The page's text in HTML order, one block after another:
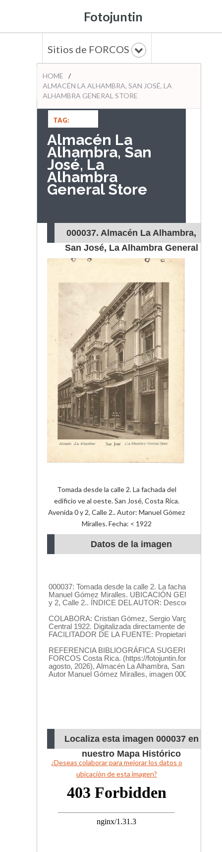
Fotojuntin
Sitios de FORCOS
HOME
/
ALMACÉN LA ALHAMBRA, SAN JOSÉ, LA
ALHAMBRA GENERAL STORE
TAG:
Almacén La
Alhambra, San
José, La
Alhambra
General Store
000037. Almacén La Alhambra,
San José, La Alhambra General
Store
Tomada desde la calle 2. La fachada del
edificio ve al oeste. San José, Costa Rica.
Avenida 0 y 2, Calle 2.. Autor: Manuel Gómez
Miralles. Fecha: < 1922
Datos de la imagen
Localiza esta imagen 000037 en
nuestro Mapa Histórico
¿Deseas colaborar para mejorar los datos o
ubicación de esta imagen?